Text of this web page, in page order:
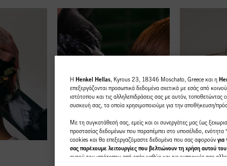
H Henkel Hellas, Kyrous 23, 18346 Moschato, Greece και η
επεξεργάζονται προσωπικά δεδομένα σχετικά με εσάς από
ιστότοπου και τις αλληλεπιδράσεις σας με αυτόν,
συσκευή σας, τα οποία χρησιμοποιούμε για την αποθήκευση/
Με τη συγκατάθεσή σας, εμείς και οι συνεργάτες μας (ως
προστασίας δεδομένων που παραπέμπει στο υποσέλιδο,
cookies και θα επεξεργαζόμαστε δεδομένα που σας αφορούν για
σας παρέχουμε λειτουργίες που βελτιώνουν τη χρήση αυτού
αυτού του ιστότοπου από εσάς καθώς και τις εμπορικές σας